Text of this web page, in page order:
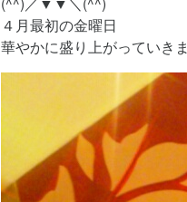
４月最初の金曜日
華やかに盛り上がっていき